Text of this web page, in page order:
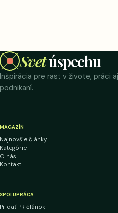
Svetúspechu
Inšpirácia pre rast v živote, práci aj
podnikaní.
MAGAZÍN
Najnovšie články
Kategórie
O nás
Kontakt
SPOLUPRÁCA
Pridať PR článok